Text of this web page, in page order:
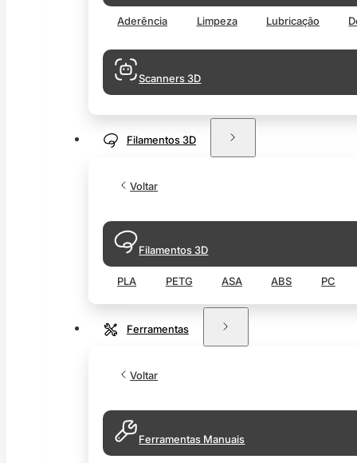
Aderência Limpeza Lubricação
Scanners 3D
Filamentos 3D
Voltar
Filamentos 3D
PLA PETG ASA ABS PC
Ferramentas
Voltar
Ferramentas Manuais